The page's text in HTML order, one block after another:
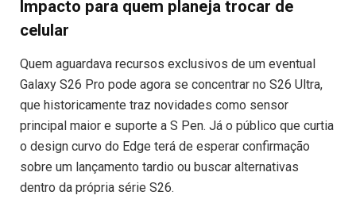
Impacto para quem planeja trocar de
celular
Quem aguardava recursos exclusivos de um eventual
Galaxy S26 Pro pode agora se concentrar no S26 Ultra,
que historicamente traz novidades como sensor
principal maior e suporte a S Pen. Já o público que curtia
o design curvo do Edge terá de esperar confirmação
sobre um lançamento tardio ou buscar alternativas
dentro da própria série S26.